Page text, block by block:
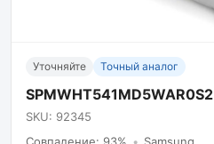
Уточняйте Точный аналог
SPMWHT541MD5WAR0S2
SKU: 92345